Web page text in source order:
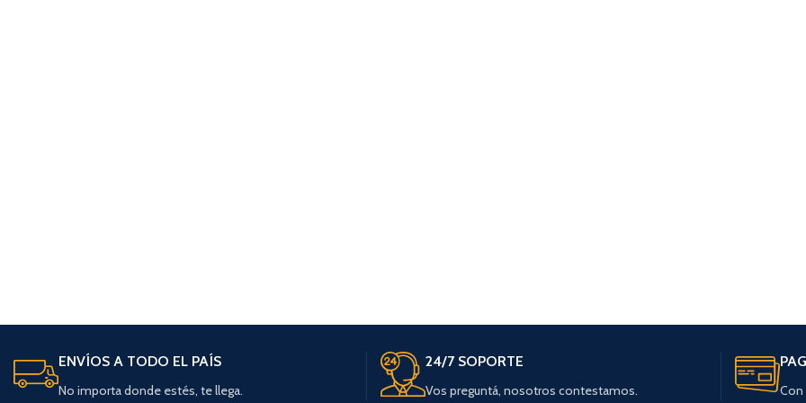
ENVÍOS A TODO EL PAÍS
No importa donde estés, te llega.
24/7 SOPORTE
Vos preguntá, nosotros contestamos. Con